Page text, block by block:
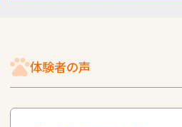
体験者の声